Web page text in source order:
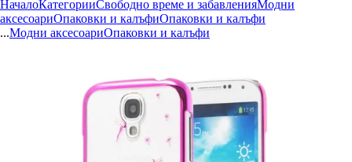
НачалоКатегорииСвободно време и забавленияМодни
аксесоариОпаковки и калъфиОпаковки и калъфи
...Модни аксесоариОпаковки и калъфи